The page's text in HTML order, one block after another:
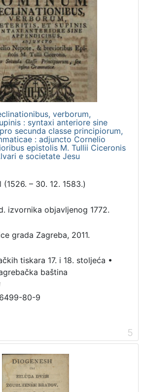
verborum,
: syntaxi anteriore sine
secunda classe principiorum,
: adjuncto Cornelio
epistolis M. Tullii Ciceronis
e societate Jesu
(1526. – 30. 12. 1583.)
izvornika objavljenog 1772.
grada Zagreba, 2011.
tiskara 17. i 18. stoljeća •
baština
80-9
5